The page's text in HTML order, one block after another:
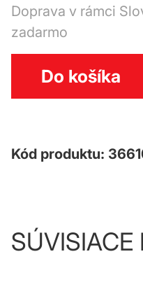
SÚVISIACE
Doprava v rámci
zadarmo
Do košíka
Kód produktu: